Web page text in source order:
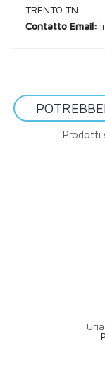
TRENTO TN
Contatto Email:
Prodotti